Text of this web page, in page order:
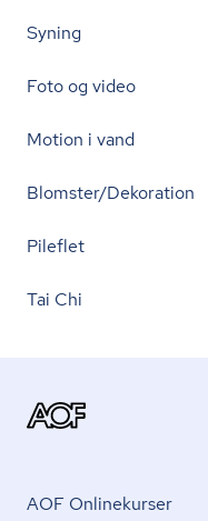
Syning
Foto og video
Motion i vand
Blomster/Dekoration
Pileflet
Tai Chi
AOF Onlinekurser